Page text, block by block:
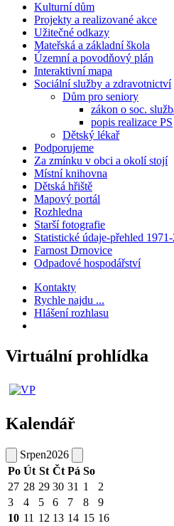
Kulturní dům
Projekty a realizované akce
Užitečné odkazy
Mateřská a základní škola
Územní a povodňový plán
Interaktivní mapa
Sociální služby a zdravotnictví
Dům pro seniory
zákon o soc.
popis realizace PS
Dětský lékař
Podporujeme
Za zmínku v obci a okolí stojí
Místní knihovna
Dětská hřiště
Mapový portál
Rozhledna
Starší fotografie
Statistické údaje-přehled
Farnost Drnovice
Odpadové hospodářství
Kontakty
Rychle najdu ...
Hlášení rozhlasu
Virtuální prohlídka
Kalendář
Srpen2026
Po Út St Čt Pá So
27 28 29 30 31 1
2
3
4 5 6 7 8
9
10 11 12 13 14 15 16